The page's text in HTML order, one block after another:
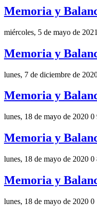
Memoria y
miércoles, 5 de mayo de 2021
Memoria y
lunes, 7 de diciembre de
Memoria y
lunes, 18 de mayo de 2020 0
Memoria y
lunes, 18 de mayo de 2020 0
Memoria y
lunes, 18 de mayo de 2020 0